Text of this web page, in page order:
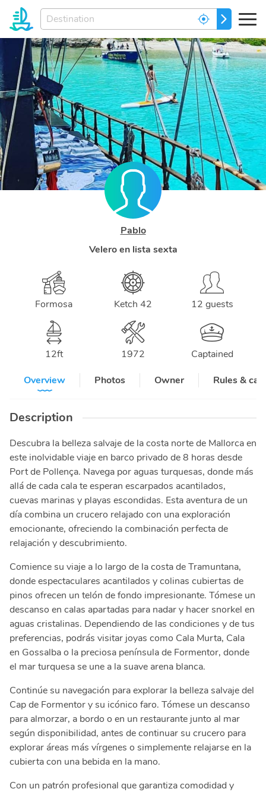
Enter
your
dream
destination...
GO
Pablo
Velero en lista sexta
Formosa Ketch 42 12 guests
12ft 1972
Captained
Overview
Photos Owner Rules &
Description
Descubra la belleza salvaje de la costa norte de Mallorca en
este inolvidable viaje en barco privado de 8 horas desde
Port de Pollença. Navega por aguas turquesas, donde más
allá de cada cala te esperan escarpados acantilados,
cuevas marinas y playas escondidas. Esta aventura de un
día combina un crucero relajado con una exploración
emocionante, ofreciendo la combinación perfecta de
relajación y descubrimiento.
Comience su viaje a lo largo de la costa de Tramuntana,
donde espectaculares acantilados y colinas cubiertas de
pinos ofrecen un telón de fondo impresionante. Tómese un
descanso en calas apartadas para nadar y hacer snorkel en
aguas cristalinas. Dependiendo de las condiciones y de tus
preferencias, podrás visitar joyas como Cala Murta, Cala
en Gossalba o la preciosa península de Formentor, donde
el mar turquesa se une a la suave arena blanca.
Continúe su navegación para explorar la belleza salvaje del
Cap de Formentor y su icónico faro. Tómese un descanso
para almorzar, a bordo o en un restaurante junto al mar
según disponibilidad, antes de continuar su crucero para
explorar áreas más vírgenes o simplemente relajarse en la
cubierta con una bebida en la mano.
Con un patrón profesional que garantiza comodidad y